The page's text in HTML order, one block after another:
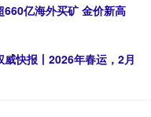
亿海外买矿 金价新高
快报丨2026年春运，2月